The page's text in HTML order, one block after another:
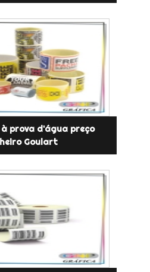
prova d'água preço
Goulart